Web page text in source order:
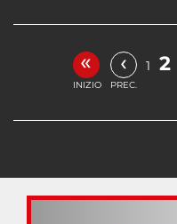
«
INIZIO
‹
PREC.
1 2